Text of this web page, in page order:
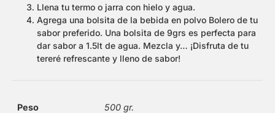
Llena tu termo o jarra con hielo y agua.
Agrega una bolsita de la bebida en polvo Bolero de tu
sabor preferido. Una bolsita de 9grs es perfecta para
dar sabor a 1.5lt de agua. Mezcla y… ¡Disfruta de tu
tereré refrescante y lleno de sabor!
Peso 500 gr.